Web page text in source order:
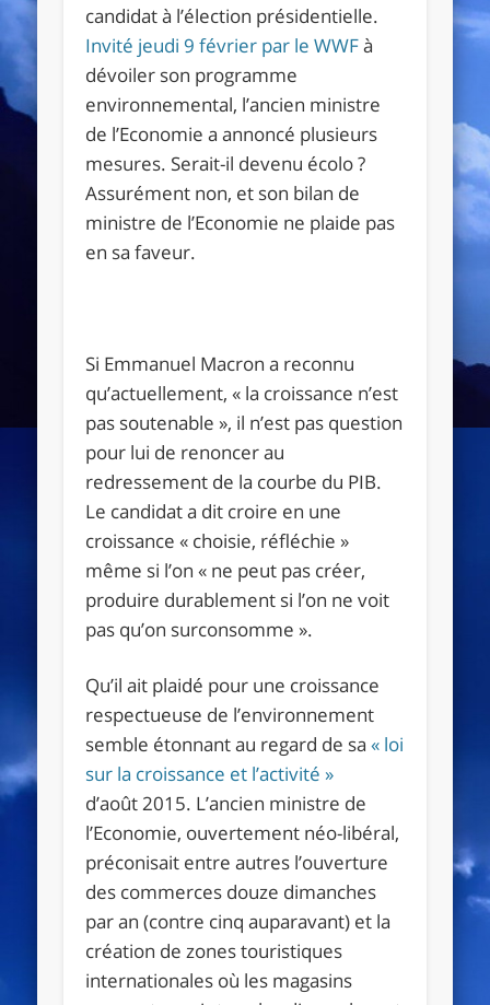
candidat à l’élection présidentielle.
Invité jeudi 9 février par leWWFà
dévoiler son programme
environnemental, l’ancien ministre
de l’Economie a annoncé plusieurs
mesures. Serait-il devenu écolo?
Assurément non, et son bilan de
ministre de l’Economie ne plaide pas
en sa faveur.
Si Emmanuel Macron a reconnu
qu’actuellement,« la croissance n’est
pas soutenable », il n’est pas question
pour lui de renoncer au
redressement de la courbe du PIB.
Le candidat a dit croire en une
croissance« choisie, réfléchie »
même si l’on« ne peut pas créer,
produire durablement si l’on ne voit
pas qu’on surconsomme ».
Qu’il ait plaidé pour une croissance
respectueuse de l’environnement
semble étonnant au regard de sa« loi
sur la croissance et l’activité »
d’août 2015. L’ancien ministre de
l’Economie, ouvertement néo-libéral,
préconisait entre autres l’ouverture
des commerces douze dimanches
par an (contre cinq auparavant) et la
création de zones touristiques
internationales où les magasins